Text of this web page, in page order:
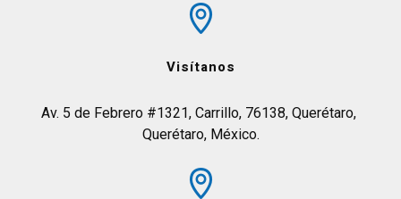
Visítanos
Av. 5 de Febrero #1321, Carrillo, 76138, Querétaro,
Querétaro, México.